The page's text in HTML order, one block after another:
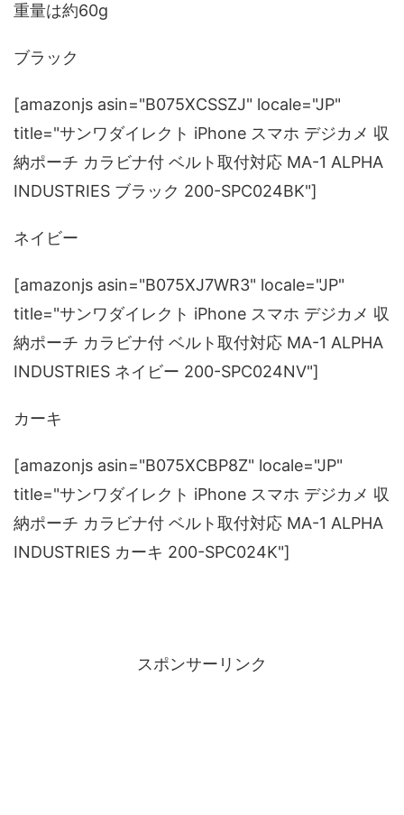
重量は約60g
ブラック
[amazonjs asin="B075XCSSZJ" locale="JP"
title="サンワダイレクト iPhone スマホ デジカメ 収
納ポーチ カラビナ付 ベルト取付対応 MA-1 ALPHA
INDUSTRIES ブラック 200-SPC024BK"]
ネイビー
[amazonjs asin="B075XJ7WR3" locale="JP"
title="サンワダイレクト iPhone スマホ デジカメ 収
納ポーチ カラビナ付 ベルト取付対応 MA-1 ALPHA
INDUSTRIES ネイビー 200-SPC024NV"]
カーキ
[amazonjs asin="B075XCBP8Z" locale="JP"
title="サンワダイレクト iPhone スマホ デジカメ 収
納ポーチ カラビナ付 ベルト取付対応 MA-1 ALPHA
INDUSTRIES カーキ 200-SPC024K"]
スポンサーリンク